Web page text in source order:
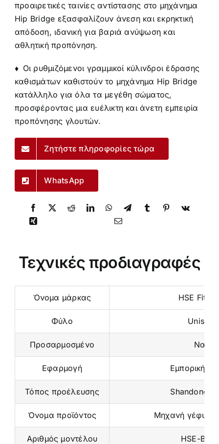
προαιρετικές ταινίες αντίστασης στο μηχάνημα
Hip Bridge εξασφαλίζουν άνεση και εκρηκτική
απόδοση, ιδανική για βαριά ανύψωση και
αθλητική προπόνηση.
♦ Οι ρυθμιζόμενοι γραμμικοί κύλινδροι έδρασης
καθισμάτων καθιστούν το μηχάνημα Hip Bridge
κατάλληλο για όλα τα μεγέθη σώματος,
προσφέροντας μια ευέλικτη και άνετη εμπειρία
προπόνησης γλουτών.
Ζητήστε πληροφορίες τώρα
WhatsApp
Τεχνικές προδιαγραφές
Όνομα μάρκας HSE
Φύλο Unisex
Προσαρμοσμένο Ναι
Εφαρμογή Εμπορική
Τόπος προέλευσης Shandong,
Όνομα προϊόντος Μηχανή
Αριθμός μοντέλου HSE-